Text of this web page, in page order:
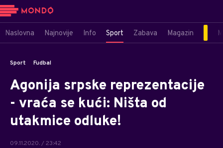
Naslovna Najnovije Info Sport Zabava Magazin
Sport Fudbal
Agonija srpske reprezentacije
- vraća se kući: Ništa od
utakmice odluke!
09.11.2020. / 23:42